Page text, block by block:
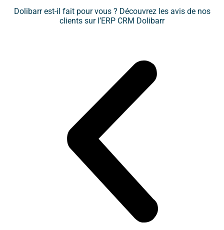
Dolibarr est-il fait pour vous ? Découvrez les avis de nos
clients sur l’ERP CRM Dolibarr